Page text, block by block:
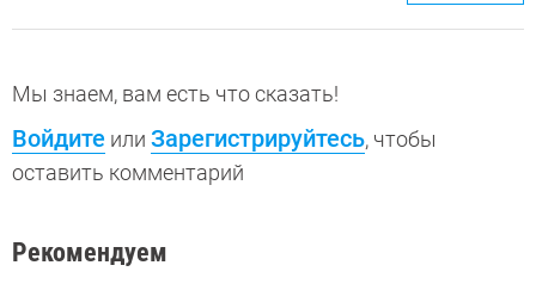
Мы знаем, вам есть что сказать!
Войдите или Зарегистрируйтесь, чтобы
оставить комментарий
Рекомендуем